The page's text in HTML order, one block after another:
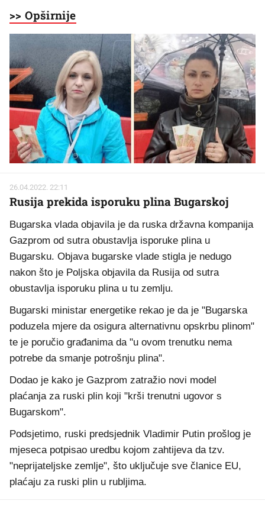
>> Opširnije
26.04.2022. 22:11
Rusija prekida isporuku plina Bugarskoj
Bugarska vlada objavila je da ruska državna kompanija
Gazprom od sutra obustavlja isporuke plina u
Bugarsku. Objava bugarske vlade stigla je nedugo
nakon što je Poljska objavila da Rusija od sutra
obustavlja isporuku plina u tu zemlju.
Bugarski ministar energetike rekao je da je "Bugarska
poduzela mjere da osigura alternativnu opskrbu plinom"
te je poručio građanima da "u ovom trenutku nema
potrebe da smanje potrošnju plina".
Dodao je kako je Gazprom zatražio novi model
plaćanja za ruski plin koji "krši trenutni ugovor s
Bugarskom".
Podsjetimo, ruski predsjednik Vladimir Putin prošlog je
mjeseca potpisao uredbu kojom zahtijeva da tzv.
"neprijateljske zemlje", što uključuje sve članice EU,
plaćaju za ruski plin u rubljima.